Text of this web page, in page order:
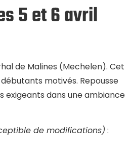
5 et 6 avril
de Malines (Mechelen). Cet
motivés. Repousse
exigeants dans une ambiance
de modifications) :